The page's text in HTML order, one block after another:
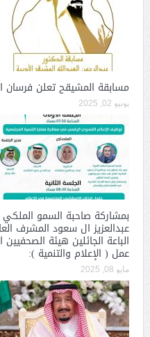
مسابقة المشيقح تعلن فرسان
يونيو 02, 2025
بمشاركة صاحبة السمو
عبدالعزيز ال سعود المشرف
الباعة الجائلين هيئة
عمل ( الإعلام والتنمية ):
مايو 08, 2025